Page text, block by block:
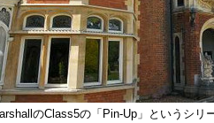
のClass5の「Pin-Up」というシリ